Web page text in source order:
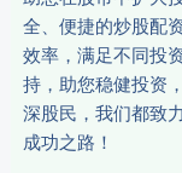
全、便捷的炒股配
效率，满足不同投
持，助您稳健投资
深股民，我们都致
成功之路！